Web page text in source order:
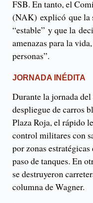
FSB. En tanto, el
(NAK) explicó que la
“estable” y que la
amenazas para la
personas”.
JORNADA INÉDITA
Durante la jornada
despliegue de carros
Plaza Roja, el rápido
control militares con
por zonas
paso de tanques. En
se destruyeron
columna de Wagner.